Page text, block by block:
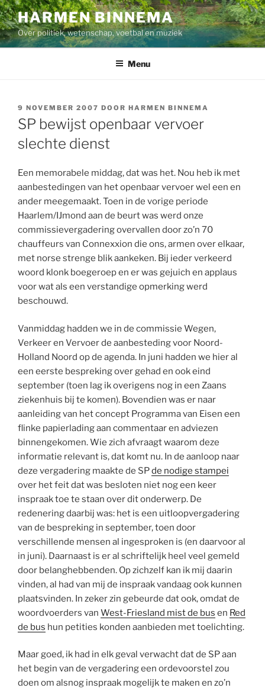
Ga
naar
de
inhoud
HARMEN BINNEMA
Over politiek, wetenschap, voetbal en muziek
Menu
GEPLAATST
OP
9 NOVEMBER 2007 DOOR HARMEN BINNEMA
SP bewijst openbaar vervoer
slechte dienst
Een memorabele middag, dat was het. Nou heb ik met
aanbestedingen van het openbaar vervoer wel een en
ander meegemaakt. Toen in de vorige periode
Haarlem/IJmond aan de beurt was werd onze
commissievergadering overvallen door zo’n 70
chauffeurs van Connexxion die ons, armen over elkaar,
met norse strenge blik aankeken. Bij ieder verkeerd
woord klonk boegeroep en er was gejuich en applaus
voor wat als een verstandige opmerking werd
beschouwd.
Vanmiddag hadden we in de commissie Wegen,
Verkeer en Vervoer de aanbesteding voor Noord-
Holland Noord op de agenda. In juni hadden we hier al
een eerste bespreking over gehad en ook eind
september (toen lag ik overigens nog in een Zaans
ziekenhuis bij te komen). Bovendien was er naar
aanleiding van het concept Programma van Eisen een
flinke papierlading aan commentaar en adviezen
binnengekomen. Wie zich afvraagt waarom deze
informatie relevant is, dat komt nu. In de aanloop naar
deze vergadering maakte de SPde nodige stampei
over het feit dat was besloten niet nog een keer
inspraak toe te staan over dit onderwerp. De
redenering daarbij was: het is een uitloopvergadering
van de bespreking in september, toen door
verschillende mensen al ingesproken is (en daarvoor al
in juni). Daarnaast is er al schriftelijk heel veel gemeld
door belanghebbenden. Op zichzelf kan ik mij daarin
vinden, al had van mij de inspraak vandaag ook kunnen
plaatsvinden. In zeker zin gebeurde dat ook, omdat de
woordvoerders van West-Friesland mist de bus en Red
de bus hun petities konden aanbieden met toelichting.
Maar goed, ik had in elk geval verwacht dat de SP aan
het begin van de vergadering een ordevoorstel zou
doen om alsnog inspraak mogelijk te maken en zo’n